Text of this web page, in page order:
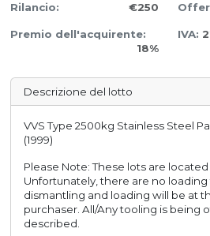
Rilancio: €250
Premio dell'acquirente:
18%
IVA:
Descrizione del lotto
VVS Type 2500kg Stainless Steel
(1999)
Please Note: These lots are located
Unfortunately, there are no
dismantling and loading will be at
purchaser. All/Any tooling is being
described.